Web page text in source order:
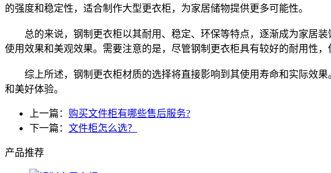
的强度和稳定性，适合制作大型更衣柜，为家居储物提供更多可能性。
总的来说，钢制更衣柜以其耐用、稳定、环保等特点，逐渐成为家居装
使用效果和美观效果。需要注意的是，尽管钢制更衣柜具有较好的耐用性
综上所述，钢制更衣柜材质的选择将直接影响到其使用寿命和实际效果
和美好体验。
上一篇： 购买文件柜有哪些售后服务?
下一篇： 文件柜怎么选？
产品推荐